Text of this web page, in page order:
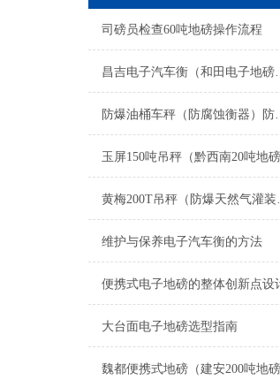
司磅员检查60吨地磅操作流程
昌吉电子汽车
防爆油桶
黄梅200T
维护与保养电子汽车衡的方法
便携式电子地磅的整体创新点设
大台面电子地磅选型指南